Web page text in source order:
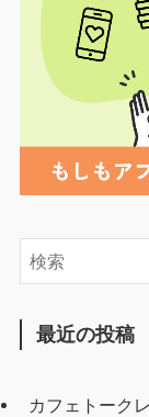
最近の投稿
カフェトーク